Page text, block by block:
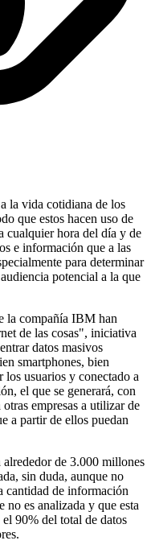
la vida cotidiana de los
que estos hacen uso de
cualquier hora del día y de
e información que a las
para determinar
potencial a la que
la compañía IBM han
de las cosas", iniciativa
datos masivos
smartphones, bien
usuarios y conectado a
el que se generará, con
empresas a utilizar de
a partir de ellos puedan
de 3.000 millones
sin duda, aunque no
cantidad de información
no es analizada y que esta
90% del total de datos